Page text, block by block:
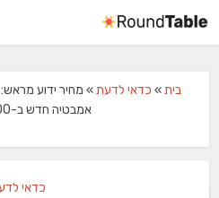
בית» כדאי לדעת» מחיר ידוע
אמבטיה חדש ב-14,900 שקל
כדאי